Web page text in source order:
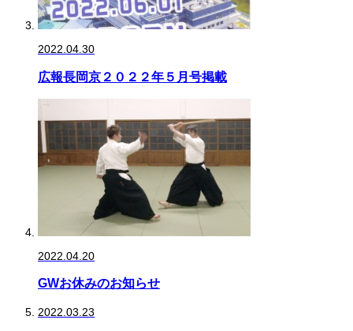
2022.04.30
広報長岡京２０２２年５月号掲載
2022.04.20
GWお休みのお知らせ
2022.03.23